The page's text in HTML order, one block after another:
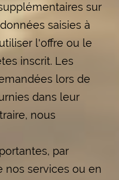
sur
saisies à
l'offre ou le
inscrit. Les
lors de
dans leur
nous
par
nos services ou en